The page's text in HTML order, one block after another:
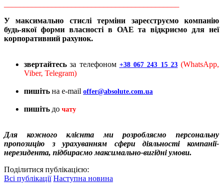
У максимально стислі терміни зареєструємо компанію
будь-якої форми власності в ОАЕ та відкриємо для неї
корпоративний рахунок.
звертайтесьза телефоном +38 067 243 15 23(WhatsApp,
Viber, Telegram)
пишіть на e-mail offer@absolute.com.ua
пишіть до чату
Для кожного клієнта ми розробляємо персональну
пропозицію з урахуванням сфери діяльності компанії-
нерезидента, підбираємо максимально-вигідні умови.
Поділитися публікацією:
Всі публікації Наступна новина